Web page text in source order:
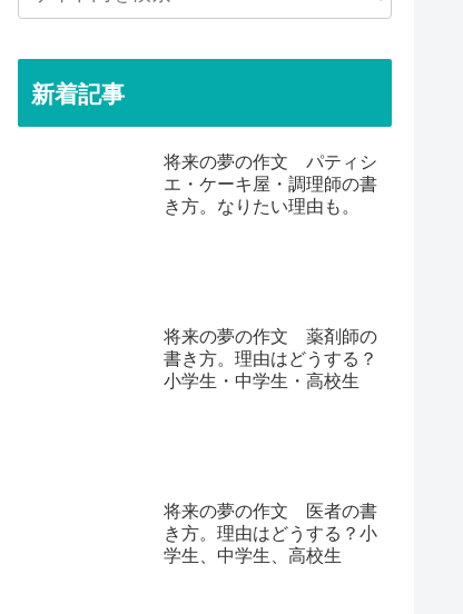
新着記事
将来の夢の作文 パティシ
エ・ケーキ屋・調理師の書
き方。なりたい理由も。
将来の夢の作文 薬剤師の
書き方。理由はどうする？
小学生・中学生・高校生
将来の夢の作文 医者の書
き方。理由はどうする？小
学生、中学生、高校生